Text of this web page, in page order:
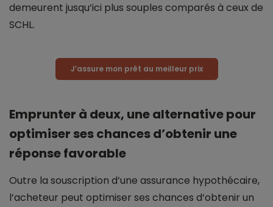
demeurent jusqu’ici plus souples comparés à ceux de
SCHL.
J’assure mon prêt au meilleur prix
Emprunter à deux, une alternative pour
optimiser ses chances d’obtenir une
réponse favorable
Outre la souscription d’une assurance hypothécaire,
l’acheteur peut optimiser ses chances d’obtenir un